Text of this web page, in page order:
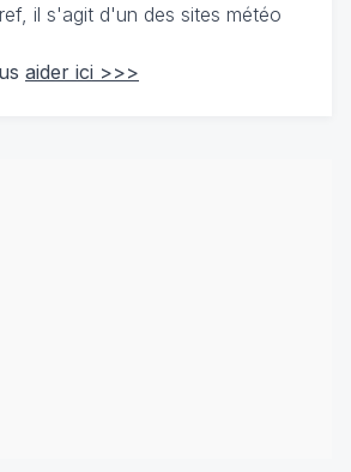
il s'agit d'un des sites météo
aider ici >>>